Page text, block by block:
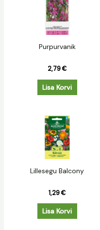
Purpurvanik
2,79€
Lisa Korvi
Lillesegu Balcony
1,29€
Lisa Korvi